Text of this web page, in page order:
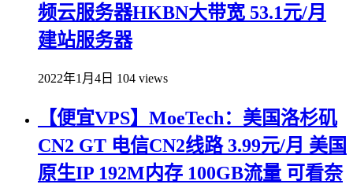
频云服务器HKBN大带宽 53.1元/月
建站服务器
2022年1月4日 104 views
【便宜VPS】MoeTech：美国洛杉矶
CN2 GT 电信CN2线路 3.99元/月 美国
原生IP 192M内存 100GB流量 可看奈